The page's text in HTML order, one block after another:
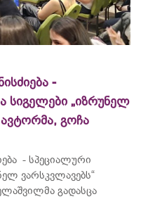
-
სიგელები „იზრუნელ
გოჩა
- სპეციალური
ვარსკვლავებს“
გადასცა